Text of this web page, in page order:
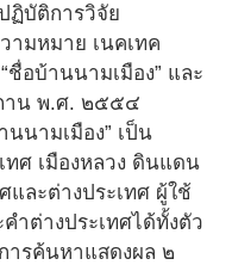
ฏิบัติการวิจัย
ามหมาย เนคเทค
อบ้านนามเมือง” และ
าน พ.ศ. ๒๕๕๔
นามเมือง” เป็น
ศ เมืองหลวง ดินแดน
และต่างประเทศ ผู้ใช้
ำต่างประเทศได้ทั้งตัว
ารค้นหาแสดงผล ๒